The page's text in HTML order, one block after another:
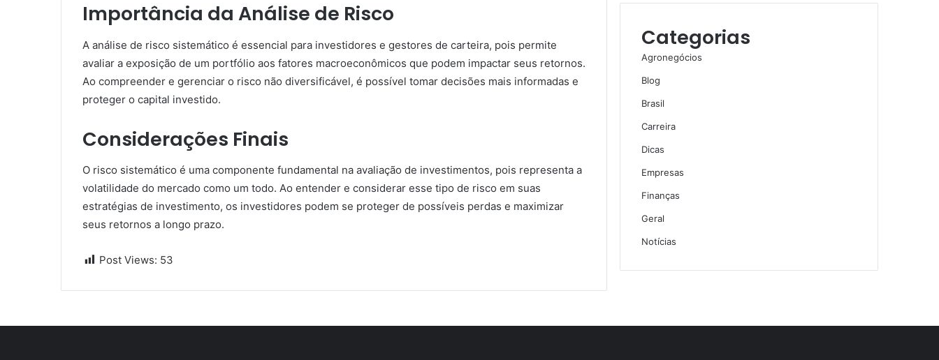
Importância da Análise de Risco
A análise de risco sistemático é essencial para investidores e gestores de carteira, pois permite
avaliar a exposição de um portfólio aos fatores macroeconômicos que podem impactar seus retornos.
Ao compreender e gerenciar o risco não diversificável, é possível tomar decisões mais informadas e
proteger o capital investido.
Considerações Finais
O risco sistemático é uma componente fundamental na avaliação de investimentos, pois representa a
volatilidade do mercado como um todo. Ao entender e considerar esse tipo de risco em suas
estratégias de investimento, os investidores podem se proteger de possíveis perdas e maximizar
seus retornos a longo prazo.
Post Views: 53
Categorias
Agronegócios
Blog
Brasil
Carreira
Dicas
Empresas
Finanças
Geral
Notícias